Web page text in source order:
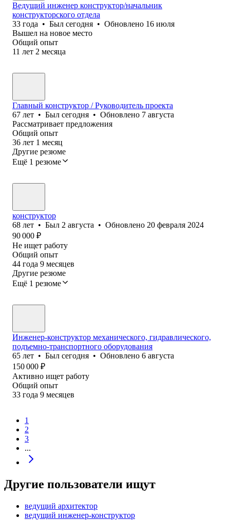
Ведущий инженер конструктор/начальник
конструкторского отдела
33 года • Был сегодня • Обновлено 16 июля
Вышел на новое место
Общий опыт
11 лет 2 месяца
Главный конструктор / Руководитель проекта
67 лет • Был сегодня • Обновлено 7 августа
Рассматривает предложения
Общий опыт
36 лет 1 месяц
Другие резюме
Ещё 1 резюме
конструктор
68 лет • Был 2 августа • Обновлено 20 февраля 2024
90 000 ₽
Не ищет работу
Общий опыт
44 года 9 месяцев
Другие резюме
Ещё 1 резюме
Инженер-конструктор механического, гидравлического,
подъемно-транспортного оборудования
65 лет • Был сегодня • Обновлено 6 августа
150 000 ₽
Активно ищет работу
Общий опыт
33 года 9 месяцев
1
2
3
...
Другие пользователи ищут
ведущий архитектор
ведущий инженер-конструктор